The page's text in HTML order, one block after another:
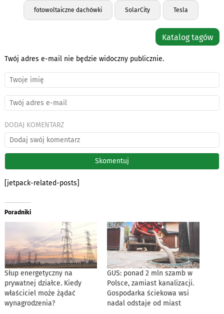
fotowoltaiczne dachówki SolarCity Tesla
Katalog tagów
Twój adres e-mail nie będzie widoczny publicznie.
DODAJ KOMENTARZ
[jetpack-related-posts]
Poradniki
Słup energetyczny na
prywatnej działce. Kiedy
właściciel może żądać
wynagrodzenia?
GUS: ponad 2 mln szamb w
Polsce, zamiast kanalizacji.
Gospodarka ściekowa wsi
nadal odstaje od miast